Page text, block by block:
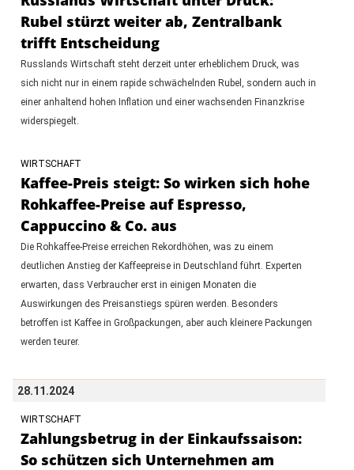
Rubel stürzt weiter ab, Zentralbank
trifft Entscheidung
Russlands Wirtschaft steht derzeit unter erheblichem Druck, was
sich nicht nur in einem rapide schwächelnden Rubel, sondern auch in
einer anhaltend hohen Inflation und einer wachsenden Finanzkrise
widerspiegelt.
WIRTSCHAFT
Kaffee-Preis steigt: So wirken sich hohe
Rohkaffee-Preise auf Espresso,
Cappuccino & Co. aus
Die Rohkaffee-Preise erreichen Rekordhöhen, was zu einem
deutlichen Anstieg der Kaffeepreise in Deutschland führt. Experten
erwarten, dass Verbraucher erst in einigen Monaten die
Auswirkungen des Preisanstiegs spüren werden. Besonders
betroffen ist Kaffee in Großpackungen, aber auch kleinere Packungen
werden teurer.
28.11.2024
WIRTSCHAFT
Zahlungsbetrug in der Einkaufssaison:
So schützen sich Unternehmen am